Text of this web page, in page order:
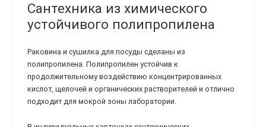
Сантехника из химического
устойчивого полипропилена
Раковина и сушилка для посуды сделаны из
полипропилена. Полипропилен устойчив к
продолжительному воздействию концентрированных
кислот, щелочей и органических растворителей и отлично
подходит для мокрой зоны лаборатории.